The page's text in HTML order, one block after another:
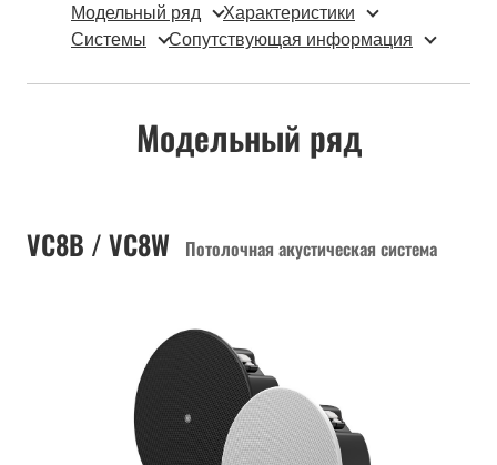
Модельный ряд
Характеристики
Системы
Сопутствующая информация
Модельный ряд
VC8B / VC8W Потолочная акустическая система